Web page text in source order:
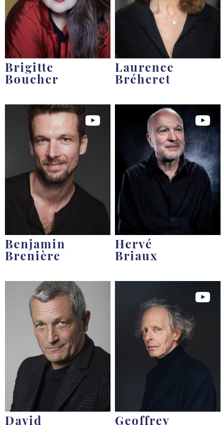
Brigitte
Boucher
Laurence
Bréheret
Benjamin
Brenière
Hervé
Briaux
David Geoffrey